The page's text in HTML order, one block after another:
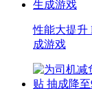
性能大提升
成游戏